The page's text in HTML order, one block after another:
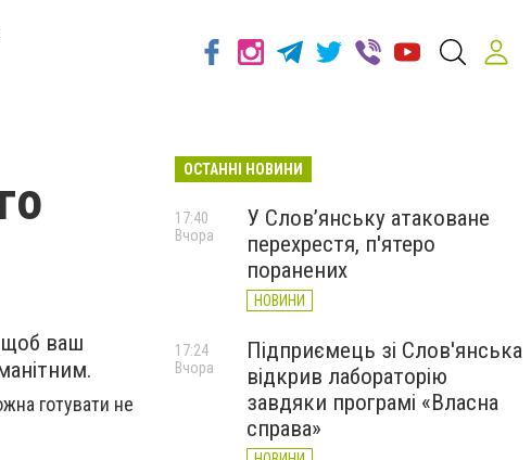
щоб ваш
готувати не
ОСТАННІ НОВИНИ
У Слов’янську атаковане
перехрестя, п'ятеро
поранених
НОВИНИ
17:40
Вчора
Підприємець зі Слов'янська
відкрив лабораторію
завдяки програмі «Власна
справа»
17:24
Вчора